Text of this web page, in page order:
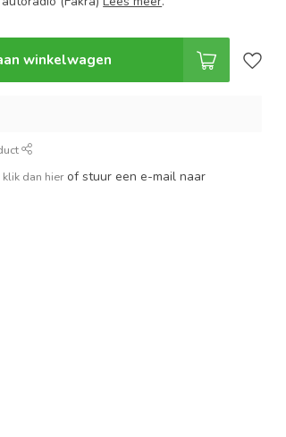
winkelwagen
klik dan hierof stuur een e-mail naar